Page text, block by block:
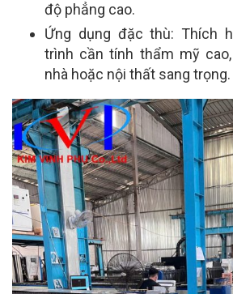
độ phẳng cao.
Ứng dụng đặc thù: Thích
trình cần tính thẩm mỹ
nhà hoặc nội thất sang trọng.